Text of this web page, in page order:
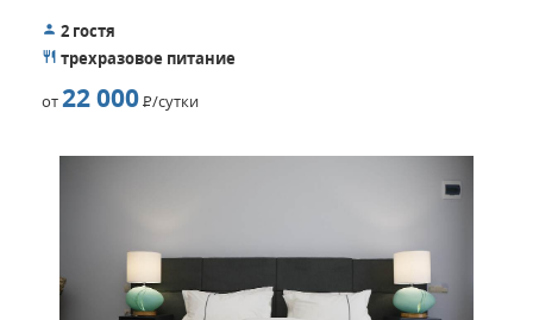
2 гостя
трехразовое питание
от22 000Р/сутки